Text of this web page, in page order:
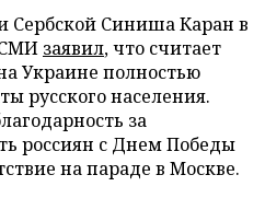
Сербской Синиша Каран в
СМИ заявил, что считает
Украине полностью
русского населения.
за
россиян с Днем Победы
на параде в Москве.